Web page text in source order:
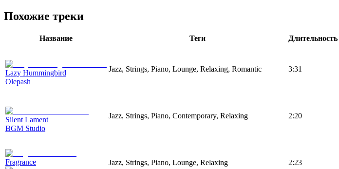
Похожие треки
Название Теги Длительность
Lazy Hummingbird
Olepash
Jazz, Strings, Piano, Lounge, Relaxing, Romantic 3:31
Silent Lament
BGM Studio
Jazz, Strings, Piano, Contemporary, Relaxing 2:20
Fragrance Jazz, Strings, Piano, Lounge, Relaxing 2:23